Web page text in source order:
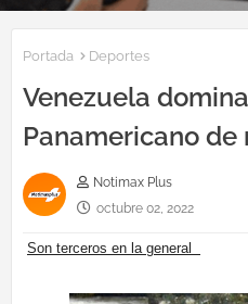
Portada Deportes
Venezuela
Panamericano
Notimax Plus
octubre 02, 2022
Son terceros en la general